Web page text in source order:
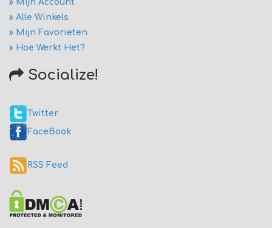
» Mijn Account
» Alle Winkels
» Mijn Favorieten
» Hoe Werkt Het?
Socialize!
Twitter
FaceBook
RSS Feed